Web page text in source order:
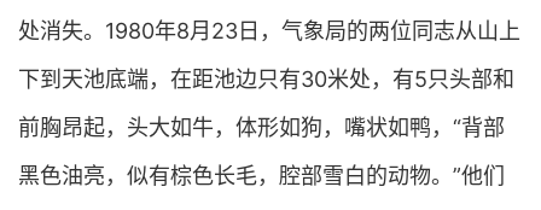
处消失。1980年8月23日，气象局的两位同志从山上
下到天池底端，在距池边只有30米处，有5只头部和
前胸昂起，头大如牛，体形如狗，嘴状如鸭，“背部
黑色油亮，似有棕色长毛，腔部雪白的动物。”他们